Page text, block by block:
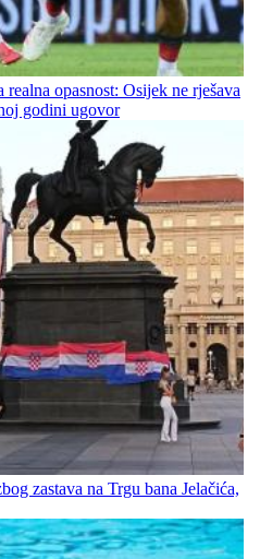
opasnost: Osijek ne rješava
godini ugovor
zastava na Trgu bana Jelačića,